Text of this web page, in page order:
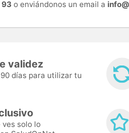
93 o enviándonos un email a
validez
días para utilizar tu
ves solo lo